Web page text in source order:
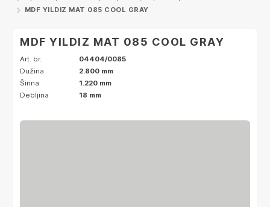
MDF YILDIZ MAT 085 COOL GRAY
MDF YILDIZ MAT 085 COOL GRAY
Art. br.
04404/0085
Dužina
2.800 mm
Širina
1.220 mm
Debljina
18 mm